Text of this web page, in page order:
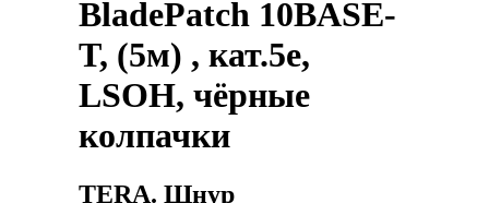
BladePatch 10BASE-
T, (5м) , кат.5e,
LSOH, чёрные
колпачки
TERA. Шнур